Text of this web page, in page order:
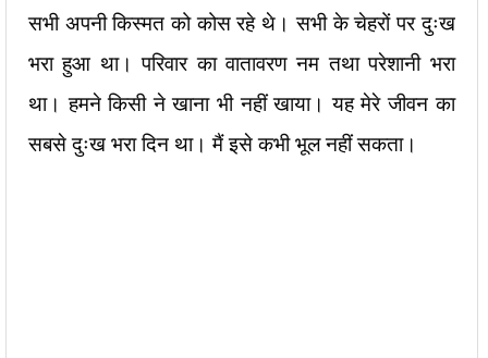
सभी अपनी किस्मत को कोस रहे थे। सभी के चेहरों पर दुःख
भरा हुआ था। परिवार का वातावरण नम तथा परेशानी भरा
था। हमने किसी ने खाना भी नहीं खाया। यह मेरे जीवन का
सबसे दुःख भरा दिन था। मैं इसे कभी भूल नहीं सकता।